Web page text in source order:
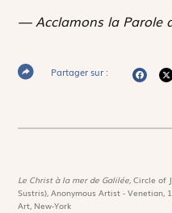
— Acclamons la Parole
Partager sur :
Le Christ à la mer de Galilée,Circle of
Sustris), Anonymous Artist -
Art, New-York